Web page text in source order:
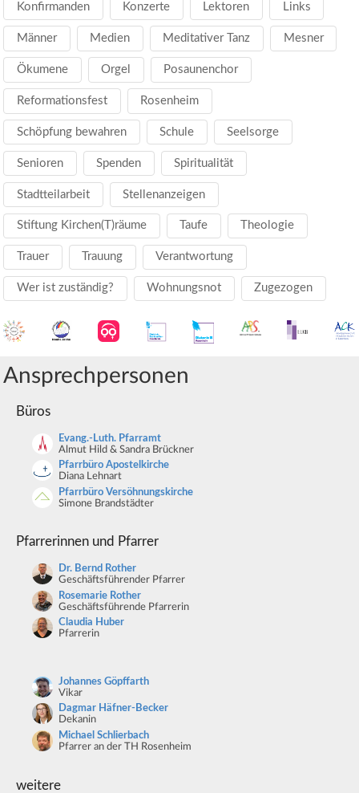
Konfirmanden Konzerte Lektoren Links
Männer Medien Meditativer Tanz Mesner
Ökumene Orgel Posaunenchor
Reformationsfest Rosenheim
Schöpfung bewahren Schule Seelsorge
Senioren Spenden Spiritualität
Stadtteilarbeit Stellenanzeigen
Stiftung Kirchen(T)räume Taufe Theologie
Trauer Trauung Verantwortung
Wer ist zuständig? Wohnungsnot Zugezogen
Ansprechpersonen
Büros
Evang.-Luth. Pfarramt
Almut Hild & Sandra Brückner
Pfarrbüro Apostelkirche
Diana Lehnart
Pfarrbüro Versöhnungskirche
Simone Brandstädter
Pfarrerinnen und Pfarrer
Dr. Bernd Rother
Geschäftsführender Pfarrer
Rosemarie Rother
Geschäftsführende Pfarrerin
Claudia Huber
Pfarrerin
Johannes Göpffarth
Vikar
Dagmar Häfner-Becker
Dekanin
Michael Schlierbach
Pfarrer an der TH Rosenheim
weitere